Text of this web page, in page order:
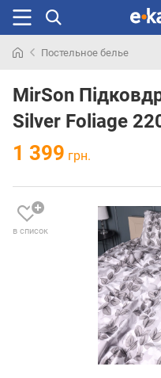
раньше
Постельное белье
MirSon
Silver Foliage
1 399 грн.
в список